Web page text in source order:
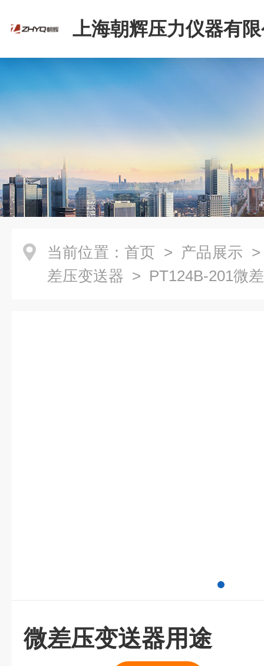
上海朝辉压力仪器有
当前位置： 首页 > 产品展示
差压变送器 > PT124B-201微
微差压变送器用途